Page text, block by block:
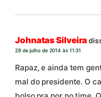
Johnatas Silveira
29 de julho de 2014 às 11:31
Rapaz, e ainda tem
mal do presidente. O